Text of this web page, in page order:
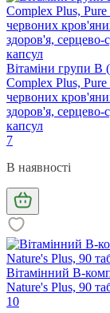
Вітаміни групи B
Complex Plus,
червоних
здоров'я, серцево-
капсул
7
В наявності
Вітамінний В-
Nature's Plus, 90
10